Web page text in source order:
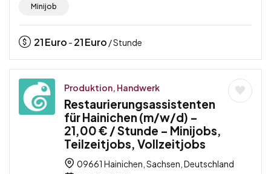
Minijob
21Euro - 21Euro / Stunde
Produktion, Handwerk
Restaurierungsassistenten
für Hainichen (m/w/d) –
21,00 € / Stunde – Minijobs,
Teilzeitjobs, Vollzeitjobs
09661 Hainichen, Sachsen, Deutschland